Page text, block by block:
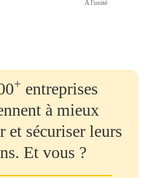
A l'unité
+ entreprises
à mieux
et sécuriser leurs
Et vous ?